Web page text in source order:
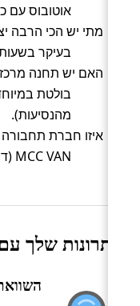
אוטובוס עם כ־97% מההזמנות בחודש
מתי יש הכי הרבה
בעיקר בשעות
האם יש תחנה
מהנסיעות).
איזו חברת
MCC VAN (דירוג 5/5).
היתרונות שלך עם TravelPass